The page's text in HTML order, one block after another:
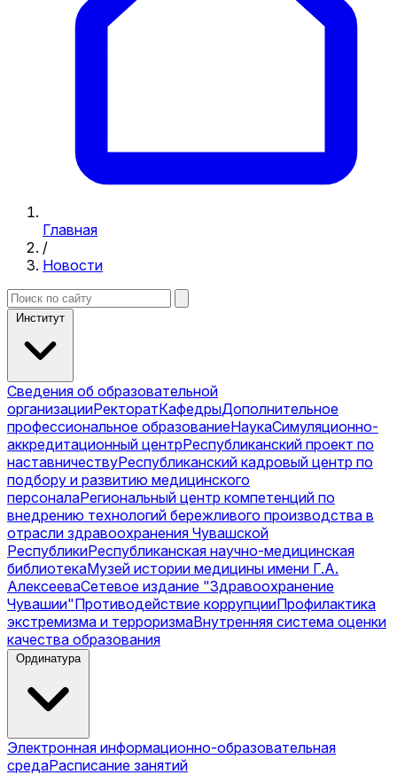
Главная
/
Новости
Институт
Сведения об образовательной
организацииРекторатКафедрыДополнительное
профессиональное образованиеНаукаСимуляционно-
аккредитационный центрРеспубликанский проект по
наставничествуРеспубликанский кадровый центр по
подбору и развитию медицинского
персоналаРегиональный центр компетенций по
внедрению технологий бережливого производства в
отрасли здравоохранения Чувашской
РеспубликиРеспубликанская научно-медицинская
библиотекаМузей истории медицины имени Г.А.
АлексееваСетевое издание "Здравоохранение
Чувашии"Противодействие коррупцииПрофилактика
экстремизма и терроризмаВнутренняя система оценки
качества образования
Ординатура
Электронная информационно-образовательная
средаРасписание занятий